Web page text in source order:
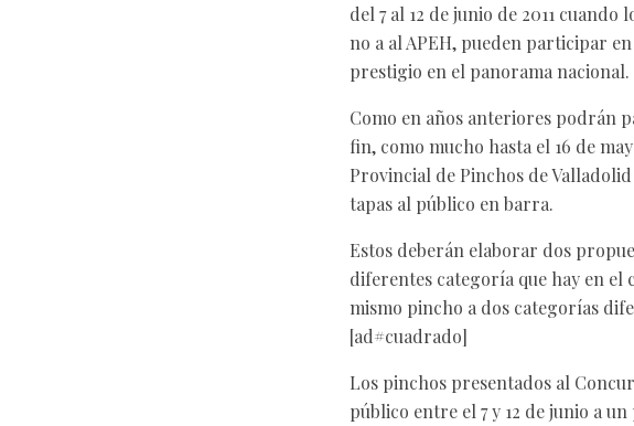
del 7 al 12 de junio de 2011
no a al APEH, pueden participar
prestigio en el panorama nacional.
Como en años anteriores podrán
fin, como mucho hasta el 16 de
Provincial de Pinchos de
tapas al público en barra.
Estos deberán elaborar dos
diferentes categoría que hay en
mismo pincho a dos categorías
[ad#cuadrado]
Los pinchos presentados al
público entre el 7 y 12 de junio a